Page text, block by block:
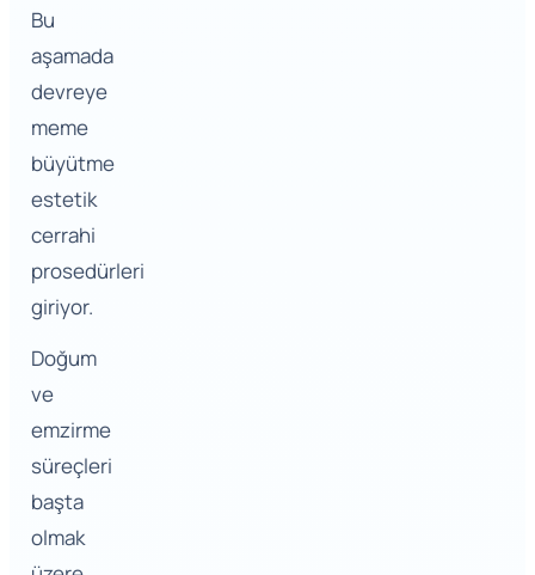
Bu
aşamada
devreye
meme
büyütme
estetik
cerrahi
prosedürleri
giriyor.
Doğum
ve
emzirme
süreçleri
başta
olmak